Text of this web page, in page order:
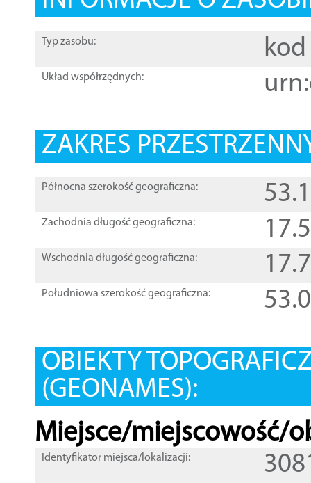
Typ zasobu: kod
Układ współrzędnych:
ZAKRES
Północna szerokość geograficzna:
Zachodnia długość geograficzna:
Wschodnia długość geograficzna:
Południowa szerokość geograficzna:
OBIEKTY
(GEONAMES):
Miejsce/miejscowość/
Identyfikator miejsca/lokalizacji: